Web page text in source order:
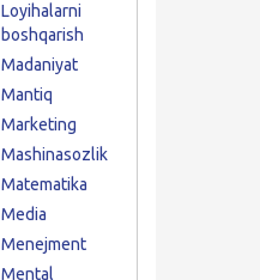
Loyihalarni
boshqarish
Madaniyat
Mantiq
Marketing
Mashinasozlik
Matematika
Media
Menejment
Mental